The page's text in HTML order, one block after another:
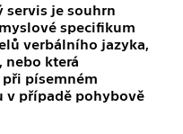
servis je souhrn
specifikum
verbálního jazyka,
nebo která
písemném
v případě pohybově